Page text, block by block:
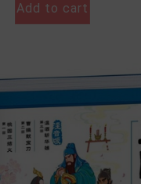
Add to cart